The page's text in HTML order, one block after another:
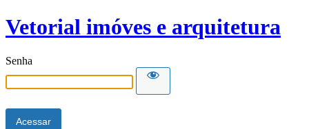
Vetorial imóves e arquitetura
Senha